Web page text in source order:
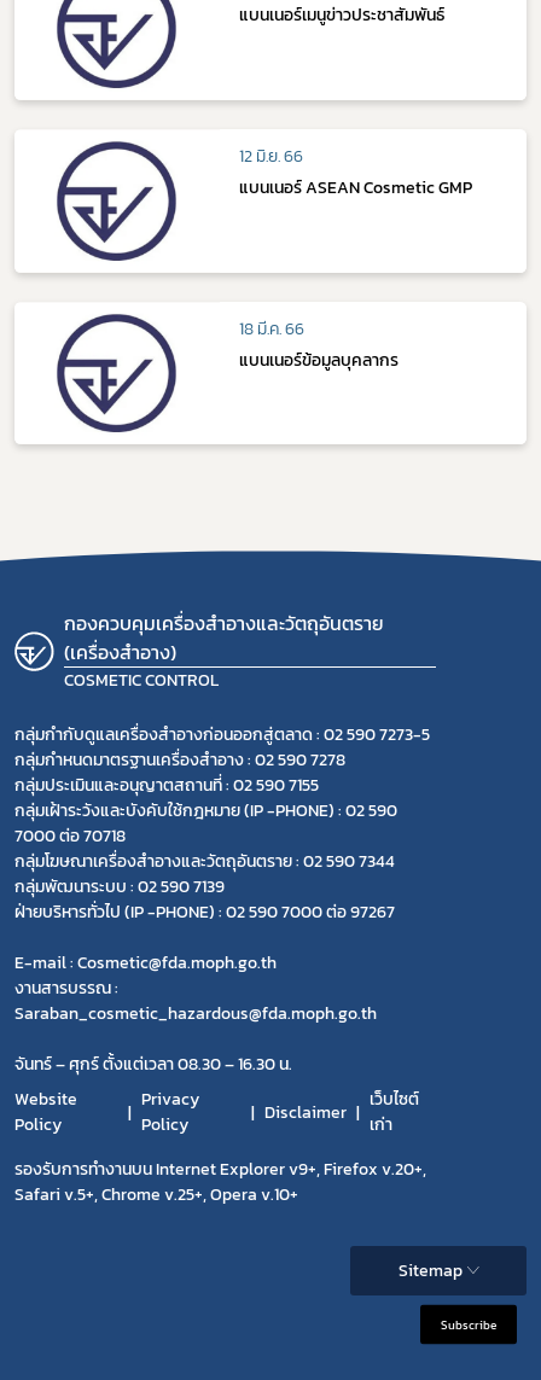
แบนเนอร์เมนูข่าวประชาสัมพันธ์
12 มิ.ย. 66
แบนเนอร์ ASEAN Cosmetic GMP
18 มี.ค. 66
แบนเนอร์ข้อมูลบุคลากร
กองควบคุมเครื่องสำอางและวัตถุอันตราย
(เครื่องสำอาง)
COSMETIC CONTROL
กลุ่มกำกับดูแลเครื่องสำอางก่อนออกสู่ตลาด : 02 590 7273-5
กลุ่มกำหนดมาตรฐานเครื่องสำอาง : 02 590 7278
กลุ่มประเมินและอนุญาตสถานที่ : 02 590 7155
กลุ่มเฝ้าระวังและบังคับใช้กฎหมาย (IP -PHONE) : 02 590
7000 ต่อ 70718
กลุ่มโฆษณาเครื่องสำอางและวัตถุอันตราย : 02 590 7344
กลุ่มพัฒนาระบบ : 02 590 7139
ฝ่ายบริหารทั่วไป (IP -PHONE) : 02 590 7000 ต่อ 97267
E-mail : Cosmetic@fda.moph.go.th
งานสารบรรณ :
Saraban_cosmetic_hazardous@fda.moph.go.th
จันทร์ – ศุกร์ ตั้งแต่เวลา 08.30 – 16.30 น.
Website
Policy
Privacy
Policy
Disclaimer
เว็บไซต์
เก่า
รองรับการทำงานบน Internet Explorer v9+, Firefox v.20+,
Safari v.5+, Chrome v.25+, Opera v.10+
Sitemap
Subscribe
Subscribe
เลือกหัวข้อที่ท่านต้องการ Subscribe
กฎหมาย